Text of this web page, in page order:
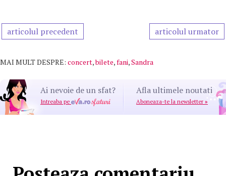
articolul precedent articolul urmator
MAI MULT DESPRE: concert,bilete,fani,Sandra
Ai nevoie de un sfat?
Intreaba pe
Afla ultimele noutati
Aboneaza-te la newsletter »